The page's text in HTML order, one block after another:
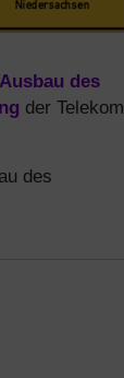
Ausbau des
der Telekom
des